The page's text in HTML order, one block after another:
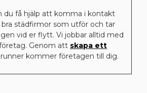
du få hjälp att komma i kontakt
städfirmor som utför och tar
vid er flytt. Vi jobbar alltid med
Genom att skapa ett
kommer företagen till dig.